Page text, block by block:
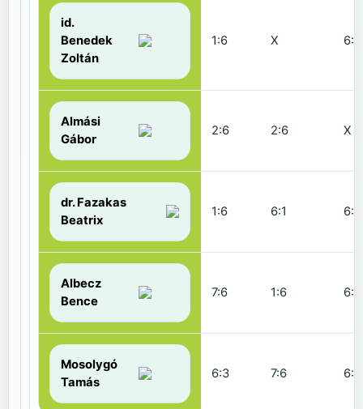
id.
Benedek
Zoltán
1:6 X 6:2
Almási
Gábor
2:6 2:6 X
dr. Fazakas
Beatrix
1:6 6:1 6:0
Albecz
Bence
7:6 1:6 6:3
Mosolygó
Tamás
6:3 7:6 6:1